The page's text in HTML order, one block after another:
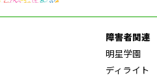
障害者関連
明星学園
ディライト